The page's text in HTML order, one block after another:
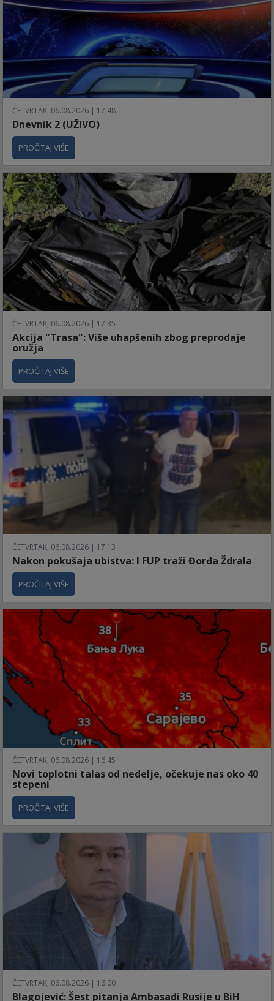
ČETVRTAK, 06.08.2026 | 17:48
Dnevnik 2 (UŽIVO)
PROČITAJ VIŠE
ČETVRTAK, 06.08.2026 | 17:35
Akcija "Trasa": Više uhapšenih zbog preprodaje
oružja
PROČITAJ VIŠE
ČETVRTAK, 06.08.2026 | 17:13
Nakon pokušaja ubistva: I FUP traži Đorđa Ždrala
PROČITAJ VIŠE
ČETVRTAK, 06.08.2026 | 16:45
Novi toplotni talas od nedelje, očekuje nas oko 40
stepeni
PROČITAJ VIŠE
ČETVRTAK, 06.08.2026 | 16:00
Blagojević: Šest pitanja Ambasadi Rusije u BiH